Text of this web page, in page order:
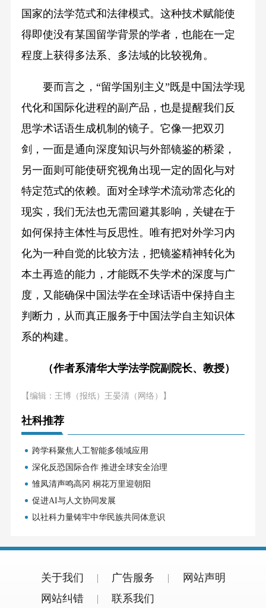
国家的法学范式和法律模式。这种技术赋能使
得即使没有某国留学背景的学者，也能在一定
程度上获得多法系、多法域的比较视角。
要而言之，“留学国别主义”既是中国法学现
代化和国际化进程的副产品，也是提醒我们反
思学术话语生成机制的镜子。它像一把双刃
剑，一面是通向深度知识与外部镜鉴的桥梁，
另一面则可能使研究视角出现一定的固化与对
特定范式的依赖。面对全球学术流动常态化的
现实，我们无法也无需回避其影响，关键在于
如何保持主体性与反思性。唯有把对外学习内
化为一种自觉的比较方法，把镜鉴精神转化为
本土再造的能力，才能既不失学术的深度与广
度，又能确保中国法学在全球话语中保持自主
判断力，从而真正服务于中国法学自主知识体
系的构建。
（作者系清华大学法学院副院长、教授）
【编辑：王博（报纸）王晏清（网络）】
社科推荐
跨学科聚焦人工智能多领域应用
深化反恐国际合作 推进全球安全治理
雏凤清声鸣高冈 桐花万里迎朝阳
促进AI与人文协同发展
以社科力量铸牢中华民族共同体意识
关于我们 广告服务
网站声明
网站纠错
联系我们